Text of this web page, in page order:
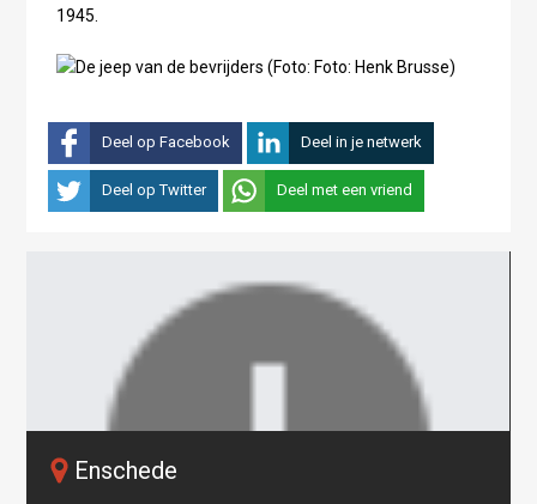
1945.
Deel op Facebook Deel in je netwerk
Deel op Twitter Deel met een vriend
Enschede